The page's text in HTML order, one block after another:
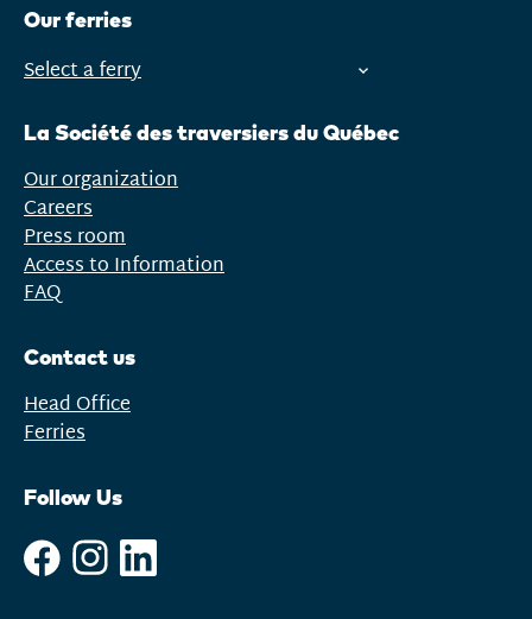
Our ferries
Open
Select a ferry
La Société des traversiers du Québec
Our organization
Careers
Press room
Access to Information
FAQ
Contact us
Head Office
Ferries
Follow Us